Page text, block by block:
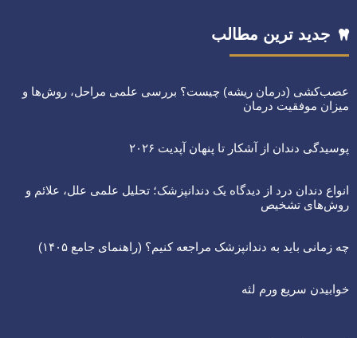
جدید ترین مطالب
عصب‌کشی (درمان ریشه) چیست؟ بررسی علمی مراحل، روش‌ها و
میزان موفقیت درمان
پوسیدگی دندان از آشکار تا پنهان آپدیت ۲۰۲۶
انواع دندان درد از دیدگاه یک دندانپزشک؛ تحلیل علمی علل، علائم و
روش‌های تشخیص
چه زمانی باید به دندانپزشک مراجعه کنیم؟ (راهنمای جامع ۱۴۰۵)
خوابیدن سریع ورم لثه